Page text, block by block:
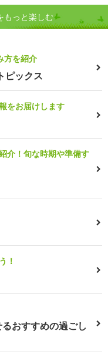
もっと楽しむ
方を紹介
ピックス
をお届けします
介！旬な時期や準備す
！
おすすめの過ごし